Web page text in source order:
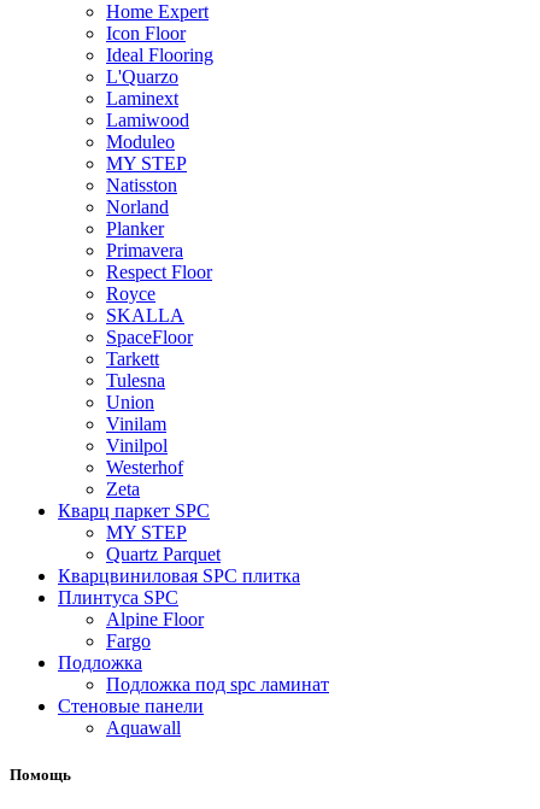
Home Expert
Icon Floor
Ideal Flooring
L'Quarzo
Laminext
Lamiwood
Moduleo
MY STEP
Natisston
Norland
Planker
Primavera
Respect Floor
Royce
SKALLA
SpaceFloor
Tarkett
Tulesna
Union
Vinilam
Vinilpol
Westerhof
Zeta
Кварц паркет SPC
MY STEP
Quartz Parquet
Кварцвиниловая SPC плитка
Плинтуса SPC
Alpine Floor
Fargo
Подложка
Подложка под spc ламинат
Стеновые панели
Aquawall
Помощь